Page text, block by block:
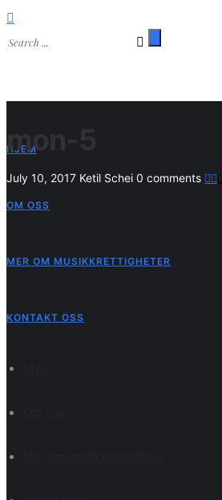
HJEM
OM OSS
MER OM MUSIKKRETTIGHETER
KONTAKT OSS
mon-5
July 10, 2017 Ketil Schei 0 comments